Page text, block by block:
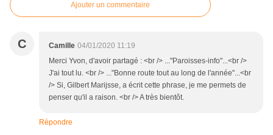
Ajouter un commentaire
C Camille 04/01/2020 11:19
Merci Yvon, d'avoir partagé : <br /> ..."Paroisses-info"...<br />
J'ai tout lu. <br /> ..."Bonne route tout au long de l'année"...<br
/> Si, Gilbert Marijsse, a écrit cette phrase, je me permets de
penser qu'il a raison. <br /> A très bientôt.
Répondre